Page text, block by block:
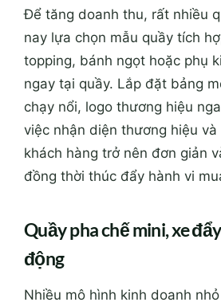
Để tăng doanh thu, rất nhiều
nay lựa chọn mẫu quầy tích
topping, bánh ngọt hoặc phụ
ngay tại quầy. Lắp đặt bảng
chạy nổi, logo thương hiệu
việc nhận diện thương hiệu và
khách hàng trở nên đơn giản
đồng thời thúc đẩy hành vi
Quầy pha chế mini, xe
động
Nhiều mô hình kinh doanh